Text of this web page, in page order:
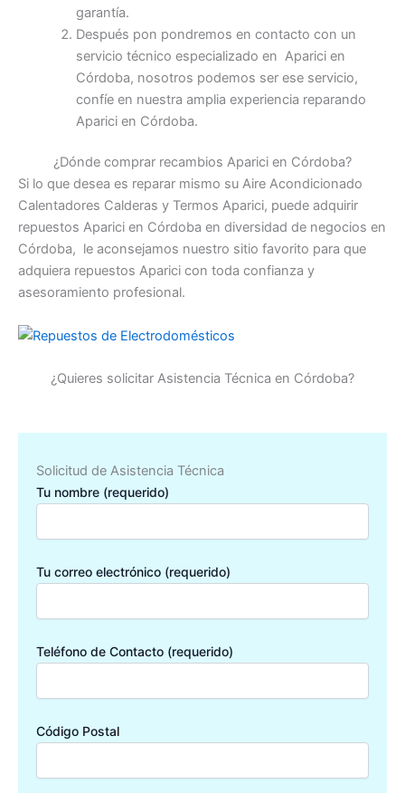
garantía.
Después pon pondremos en contacto con un
servicio técnico especializado en Aparici en
Córdoba, nosotros podemos ser ese servicio,
confíe en nuestra amplia experiencia reparando
Aparici en Córdoba.
¿Dónde comprar recambios Aparici en Córdoba?
Si lo que desea es reparar mismo su Aire Acondicionado
Calentadores Calderas y Termos Aparici, puede adquirir
repuestos Aparici en Córdoba en diversidad de negocios en
Córdoba, le aconsejamos nuestro sitio favorito para que
adquiera repuestos Aparici con toda confianza y
asesoramiento profesional.
¿Quieres solicitar Asistencia Técnica en Córdoba?
Solicitud de Asistencia Técnica
Tu nombre (requerido)
Tu correo electrónico (requerido)
Teléfono de Contacto (requerido)
Código Postal